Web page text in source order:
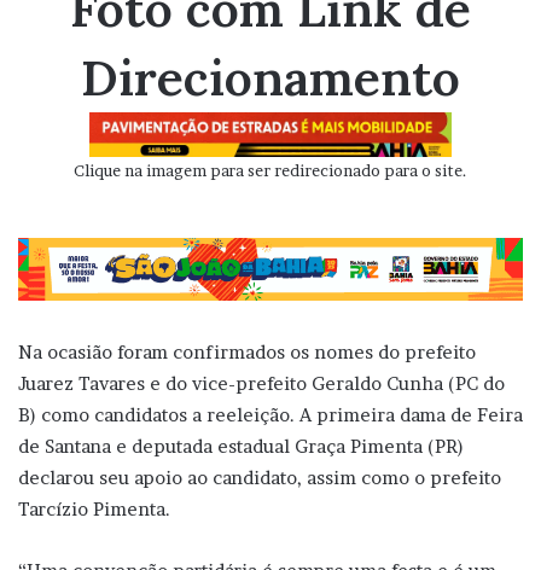
Direcionamento
Clique na imagem para ser redirecionado para o site.
Na ocasião foram confirmados os nomes do prefeito
Juarez Tavares e do vice-prefeito Geraldo Cunha (PC do
B) como candidatos a reeleição. A primeira dama de Feira
de Santana e deputada estadual Graça Pimenta (PR)
declarou seu apoio ao candidato, assim como o prefeito
Tarcízio Pimenta.